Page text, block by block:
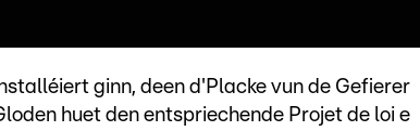
ginn, deen d'Placke vun de Gefierer
huet den entspriechende Projet de loi e